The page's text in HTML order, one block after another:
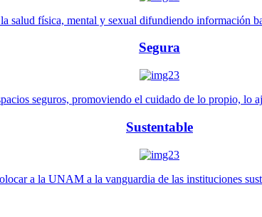
salud física, mental y sexual difundiendo información
Segura
seguros, promoviendo el cuidado de lo propio, lo
Sustentable
a la UNAM a la vanguardia de las instituciones